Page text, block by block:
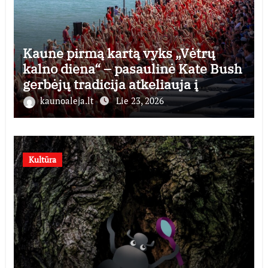
Kaune pirmą kartą vyks „Vėtrų
kalno diena“ – pasaulinė Kate Bush
gerbėjų tradicija atkeliauja į
Lietuvą
kaunoaleja.lt Lie 23, 2026
Kultūra